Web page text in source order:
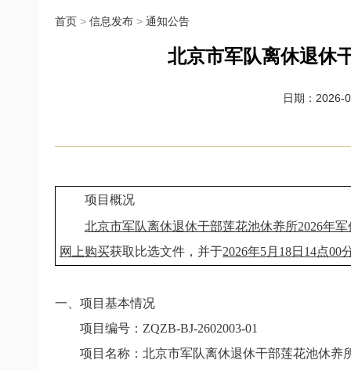
首页 > 信息发布 > 通知公告
北京市军队离休退休
日期：2026-
项目概况
北京市军队离休退休干部莲花池休养所2026年
网上购买获取比选文件，并于2026年5月18日14点00
一、项目基本情况
项目编号： ZQZB-BJ-2602003-01
项目名称：北京市军队离休退休干部莲花池休养